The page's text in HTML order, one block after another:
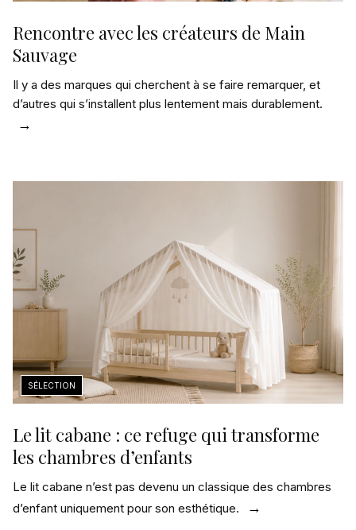
Rencontre avec les créateurs de Main
Sauvage
Il y a des marques qui cherchent à se faire remarquer, et
d’autres qui s’installent plus lentement mais durablement.
Le lit cabane : ce refuge qui transforme
les chambres d’enfants
Le lit cabane n’est pas devenu un classique des chambres
d’enfant uniquement pour son esthétique.